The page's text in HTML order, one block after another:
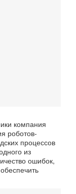
компания
роботов-
процессов
из
ошибок,